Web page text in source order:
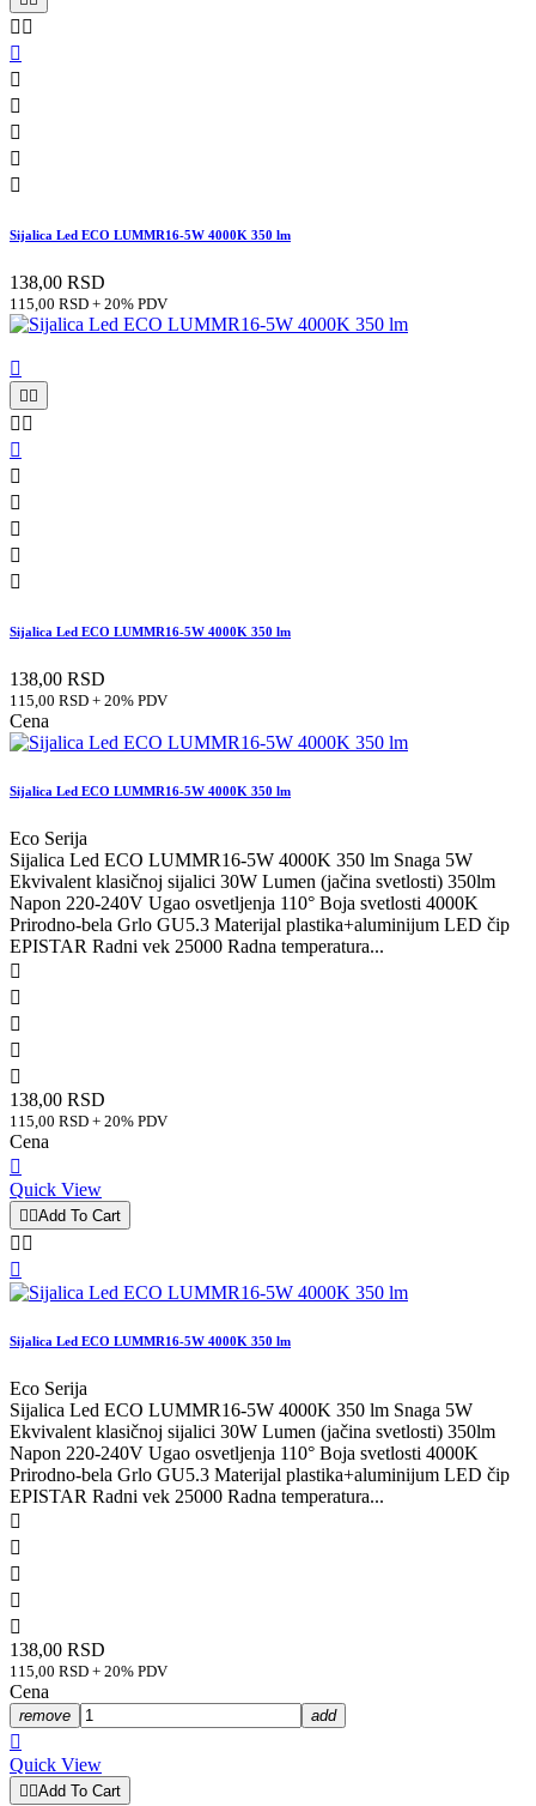
 






Sijalica Led ECO LUMMR16-5W 4000K 350 lm
138,00 RSD
115,00 RSD + 20% PDV

 
 






Sijalica Led ECO LUMMR16-5W 4000K 350 lm
138,00 RSD
115,00 RSD + 20% PDV
Cena
Sijalica Led ECO LUMMR16-5W 4000K 350 lm
Eco Serija
Sijalica Led ECO LUMMR16-5W 4000K 350 lm Snaga 5W
Ekvivalent klasičnoj sijalici 30W Lumen (jačina svetlosti) 350lm
Napon 220-240V Ugao osvetljenja 110° Boja svetlosti 4000K
Prirodno-bela Grlo GU5.3 Materijal plastika+aluminijum LED čip
EPISTAR Radni vek 25000 Radna temperatura...





138,00 RSD
115,00 RSD + 20% PDV
Cena

Quick View
Add To Cart
 

Sijalica Led ECO LUMMR16-5W 4000K 350 lm
Eco Serija
Sijalica Led ECO LUMMR16-5W 4000K 350 lm Snaga 5W
Ekvivalent klasičnoj sijalici 30W Lumen (jačina svetlosti) 350lm
Napon 220-240V Ugao osvetljenja 110° Boja svetlosti 4000K
Prirodno-bela Grlo GU5.3 Materijal plastika+aluminijum LED čip
EPISTAR Radni vek 25000 Radna temperatura...





138,00 RSD
115,00 RSD + 20% PDV
Cena
remove add

Quick View
Add To Cart